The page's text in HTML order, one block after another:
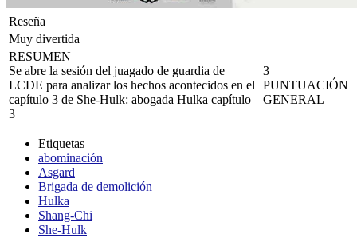
Reseña
Muy divertida
RESUMEN
Se abre la sesión del juagado de guardia de
LCDE para analizar los hechos acontecidos en el
capítulo 3 de She-Hulk: abogada Hulka capítulo
3
3
PUNTUACIÓN
GENERAL
Etiquetas
abominación
Asgard
Brigada de demolición
Hulka
Shang-Chi
She-Hulk